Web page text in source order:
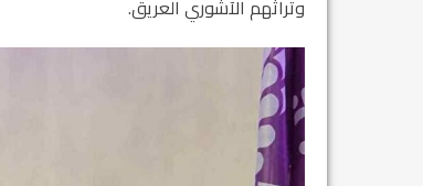
وتراثهم الآشوري العريق.